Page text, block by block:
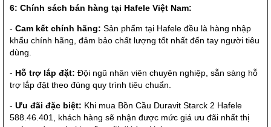
6: Chính sách bán hàng tại Hafele Việt Nam:
- Cam kết chính hãng: Sản phẩm tại Hafele đều là hàng nhập
khẩu chính hãng, đảm bảo chất lượng tốt nhất đến tay người tiêu
dùng.
- Hỗ trợ lắp đặt: Đội ngũ nhân viên chuyên nghiệp, sẵn sàng hỗ
trợ lắp đặt theo đúng quy trình tiêu chuẩn.
- Ưu đãi đặc biệt: Khi mua Bồn Cầu Duravit Starck 2 Hafele
588.46.401, khách hàng sẽ nhận được mức giá ưu đãi nhất thị